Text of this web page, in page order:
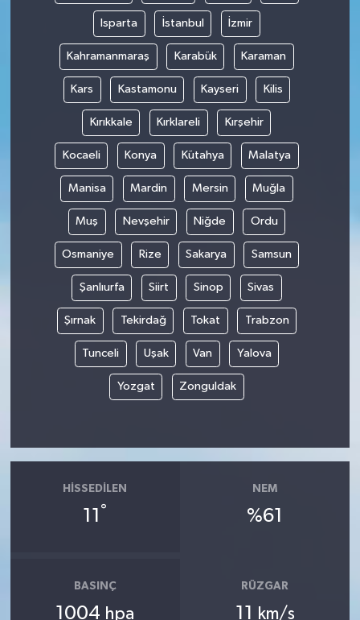
Isparta İstanbul İzmir
Kahramanmaraş Karabük Karaman
Kars Kastamonu Kayseri Kilis
Kırıkkale Kırklareli Kırşehir
Kocaeli Konya Kütahya Malatya
Manisa Mardin Mersin Muğla
Muş Nevşehir Niğde Ordu
Osmaniye Rize Sakarya Samsun
Şanlıurfa Siirt Sinop Sivas
Şırnak Tekirdağ Tokat Trabzon
Tunceli Uşak Van Yalova
Yozgat Zonguldak
HISSEDILEN
11 °
NEM
%61
BASINÇ
1004 hpa
RÜZGAR
11 km/s